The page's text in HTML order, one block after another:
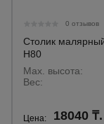
0 отзывов
Столик
H80
Max. высота:
Вес:
Цена: 18040 ₸.